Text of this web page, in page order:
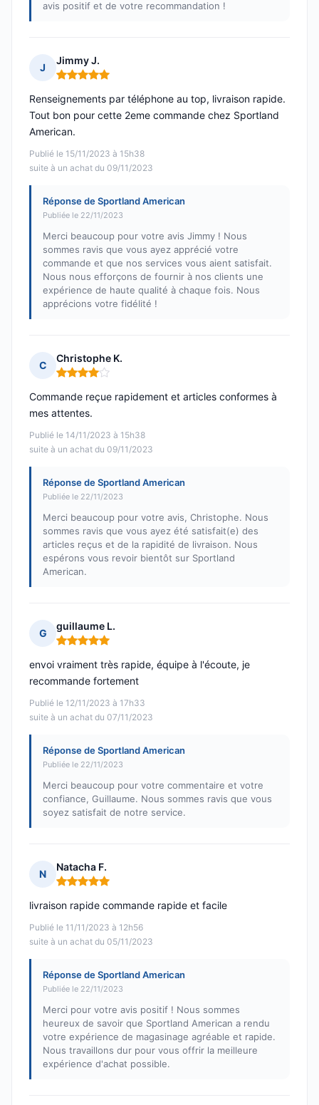
avis positif et de votre recommandation !
J
Jimmy J.
Note : 5 sur 5
Publié le 15/11/2023 à 15h38
suite à un achat du 09/11/2023
Renseignements par téléphone au top, livraison rapide.
Tout bon pour cette 2eme commande chez Sportland
American.
Réponse de Sportland American
Publiée le 22/11/2023
Merci beaucoup pour votre avis Jimmy ! Nous
sommes ravis que vous ayez apprécié votre
commande et que nos services vous aient satisfait.
Nous nous efforçons de fournir à nos clients une
expérience de haute qualité à chaque fois. Nous
apprécions votre fidélité !
C
Christophe K.
Note : 4 sur 5
Publié le 14/11/2023 à 15h38
suite à un achat du 09/11/2023
Commande reçue rapidement et articles conformes à
mes attentes.
Réponse de Sportland American
Publiée le 22/11/2023
Merci beaucoup pour votre avis, Christophe. Nous
sommes ravis que vous ayez été satisfait(e) des
articles reçus et de la rapidité de livraison. Nous
espérons vous revoir bientôt sur Sportland
American.
G
guillaume L.
Note : 5 sur 5
Publié le 12/11/2023 à 17h33
suite à un achat du 07/11/2023
envoi vraiment très rapide, équipe à l'écoute, je
recommande fortement
Réponse de Sportland American
Publiée le 22/11/2023
Merci beaucoup pour votre commentaire et votre
confiance, Guillaume. Nous sommes ravis que vous
soyez satisfait de notre service.
N
Natacha F.
Note : 5 sur 5
Publié le 11/11/2023 à 12h56
suite à un achat du 05/11/2023
livraison rapide commande rapide et facile
Réponse de Sportland American
Publiée le 22/11/2023
Merci pour votre avis positif ! Nous sommes
heureux de savoir que Sportland American a rendu
votre expérience de magasinage agréable et rapide.
Nous travaillons dur pour vous offrir la meilleure
expérience d'achat possible.